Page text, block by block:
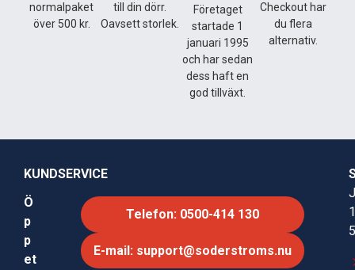
normalpaket
över 500 kr.
till din dörr.
Oavsett storlek.
Företaget
startade 1
januari 1995
och har sedan
dess haft en
god tillväxt.
Checkout har
du flera
alternativ.
KUNDSERVICE
Ö
p
p
et
Telefon: 0500-414 130
E-mail: support@soderstroms.nu